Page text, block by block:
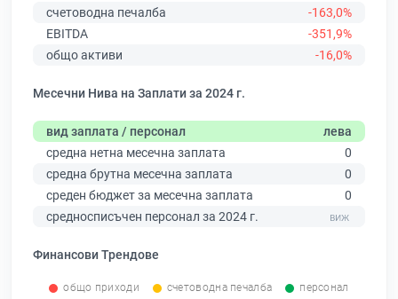
счетоводна печалба
-163,0%
EBITDA
-351,9%
общо активи
-16,0%
Месечни Нива на Заплати за 2024 г.
вид заплата / персонал
лева
средна нетна месечна заплата
0
средна брутна месечна заплата
0
среден бюджет за месечна заплата
0
средносписъчен персонал за 2024 г.
Финансови Трендове
общо приходи счетоводна печалба персонал